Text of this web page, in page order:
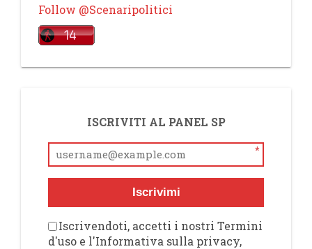
Follow @Scenaripolitici
ISCRIVITI AL PANEL SP
*
Iscrivimi
Iscrivendoti, accetti i nostri Termini
d'uso e l'Informativa sulla privacy,